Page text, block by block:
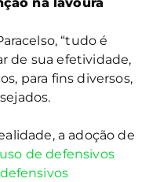
na lavoura
“tudo é
de sua efetividade,
para fins diversos,
a adoção de
de defensivos
defensivos